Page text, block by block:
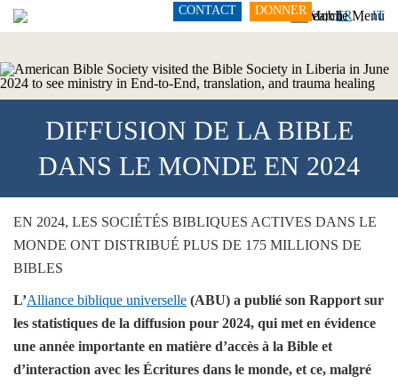
DE FR IT
CONTACT DONNER
DIFFUSION DE LA BIBLE
DANS LE MONDE EN 2024
EN 2024, LES SOCIÉTÉS BIBLIQUES ACTIVES DANS LE
MONDE ONT DISTRIBUÉ PLUS DE 175 MILLIONS DE
BIBLES
L’Alliance biblique universelle (ABU) a publié son Rapport sur
les statistiques de la diffusion pour 2024, qui met en évidence
une année importante en matière d’accès à la Bible et
d’interaction avec les Écritures dans le monde, et ce, malgré